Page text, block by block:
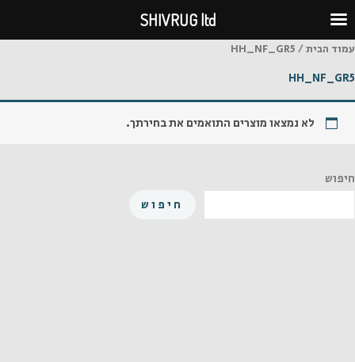
לתוכן
עמוד הבית/ HH_NF_GR5
HH_NF_GR5
לא נמצאו מוצרים התואמים את בחירתך.
חיפוש
חיפוש
SHIVRUG ltd